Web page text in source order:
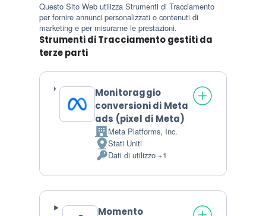
Questo Sito Web utilizza Strumenti di Tracciamento
per fornire annunci personalizzati o contenuti di
marketing e per misurarne le prestazioni.
Strumenti di Tracciamento gestiti da
terze parti
Monitoraggio
conversioni di Meta
ads (pixel di Meta)
Azienda:Meta Platforms, Inc.
Luogo del trattamento:
Stati Uniti
Dati Personali trattati:
Dati di utilizzo +1
Momento